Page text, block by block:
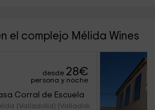
el complejo Mélida Wines
desde 28€
persona y noche
Corral de Escuela
(Valladolid) (Valladoli